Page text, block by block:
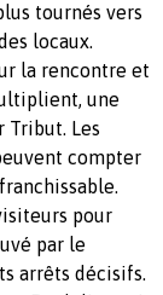
tournés vers
locaux.
la rencontre et
une
Tribut. Les
compter
pour
par le
arrêts décisifs.